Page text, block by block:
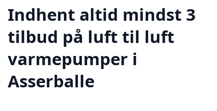
Indhent altid mindst 3
tilbud på luft til luft
varmepumper i
Asserballe